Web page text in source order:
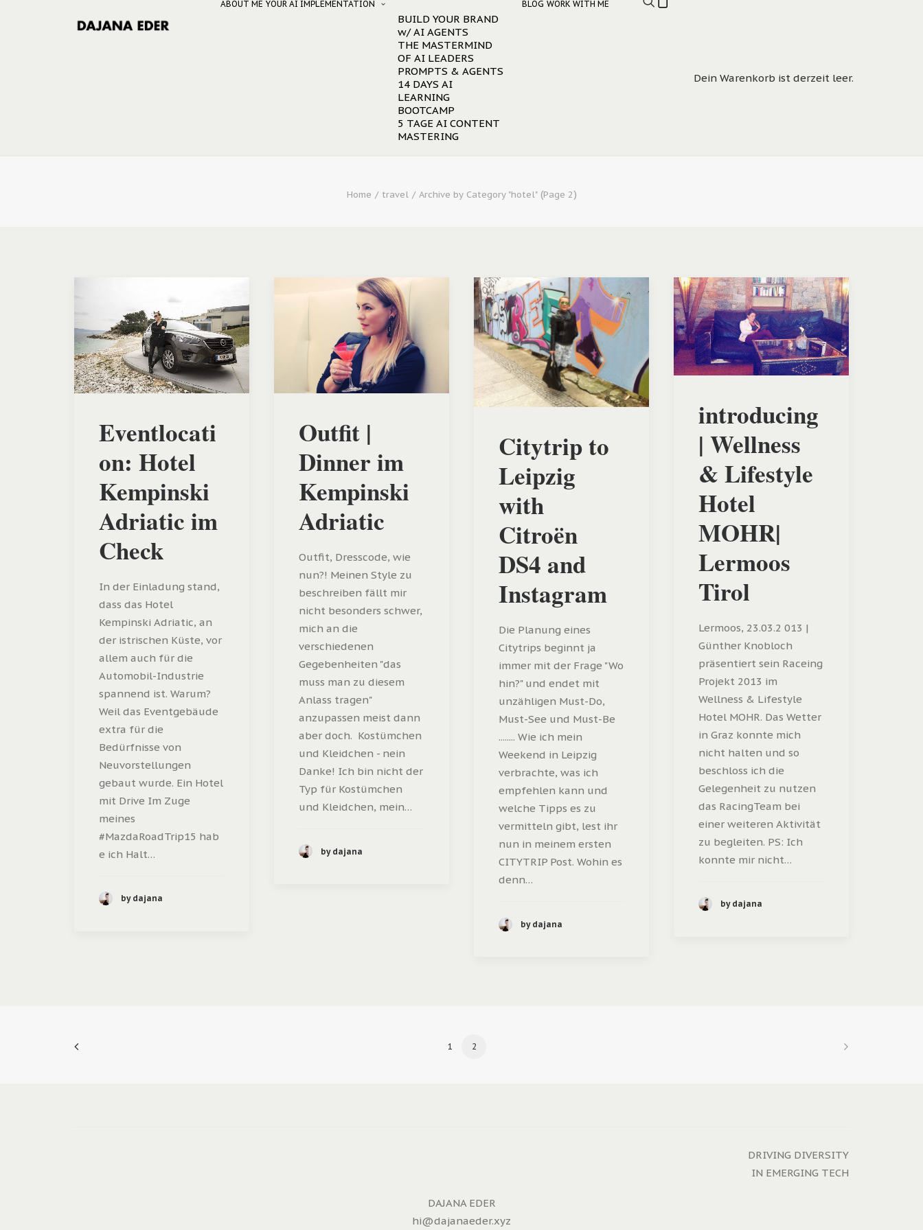
ABOUT ME YOUR AI IMPLEMENTATION
BUILD YOUR BRAND
w/ AI AGENTS
THE MASTERMIND
OF AI LEADERS
PROMPTS & AGENTS
14 DAYS AI
LEARNING
BOOTCAMP
5 TAGE AI CONTENT
MASTERING
BLOG WORK WITH ME
Dein Warenkorb ist derzeit leer.
Home travel Archive by Category "hotel"(Page 2)
Eventlocati
on: Hotel
Kempinski
Adriatic im
Check
In der Einladung stand,
dass das Hotel
Kempinski Adriatic, an
der istrischen Küste, vor
allem auch für die
Automobil-Industrie
spannend ist. Warum?
Weil das Eventgebäude
extra für die
Bedürfnisse von
Neuvorstellungen
gebaut wurde. Ein Hotel
mit Drive Im Zuge
meines
#MazdaRoadTrip15 hab
e ich Halt…
by dajana
Outfit |
Dinner im
Kempinski
Adriatic
Outfit, Dresscode, wie
nun?! Meinen Style zu
beschreiben fällt mir
nicht besonders schwer,
mich an die
verschiedenen
Gegebenheiten "das
muss man zu diesem
Anlass tragen"
anzupassen meist dann
aber doch. Kostümchen
und Kleidchen - nein
Danke! Ich bin nicht der
Typ für Kostümchen
und Kleidchen, mein…
by dajana
Citytrip to
Leipzig
with
Citroën
DS4 and
Instagram
Die Planung eines
Citytrips beginnt ja
immer mit der Frage "Wo
hin?" und endet mit
unzähligen Must-Do,
Must-See und Must-Be
........ Wie ich mein
Weekend in Leipzig
verbrachte, was ich
empfehlen kann und
welche Tipps es zu
vermitteln gibt, lest ihr
nun in meinem ersten
CITYTRIP Post. Wohin es
denn…
by dajana
introducing
| Wellness
& Lifestyle
Hotel
MOHR|
Lermoos
Tirol
Lermoos, 23.03.2 013 |
Günther Knobloch
präsentiert sein Raceing
Projekt 2013 im
Wellness & Lifestyle
Hotel MOHR. Das Wetter
in Graz konnte mich
nicht halten und so
beschloss ich die
Gelegenheit zu nutzen
das RacingTeam bei
einer weiteren Aktivität
zu begleiten. PS: Ich
konnte mir nicht…
by dajana
1 2
DRIVING DIVERSITY
IN EMERGING TECH
DAJANA EDER
hi@dajanaeder.xyz